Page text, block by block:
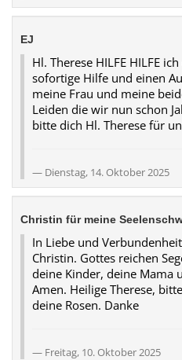
EJ
Hl. Therese HILFE HILFE
sofortige Hilfe und einen
meine Frau und meine
Leiden die wir nun schon
bitte dich Hl. Therese für
Dienstag, 14. Oktober 2025
Christin für meine
In Liebe und
Christin. Gottes reichen
deine Kinder, deine Mama
Amen. Heilige Therese,
deine Rosen. Danke
Freitag, 10. Oktober 2025